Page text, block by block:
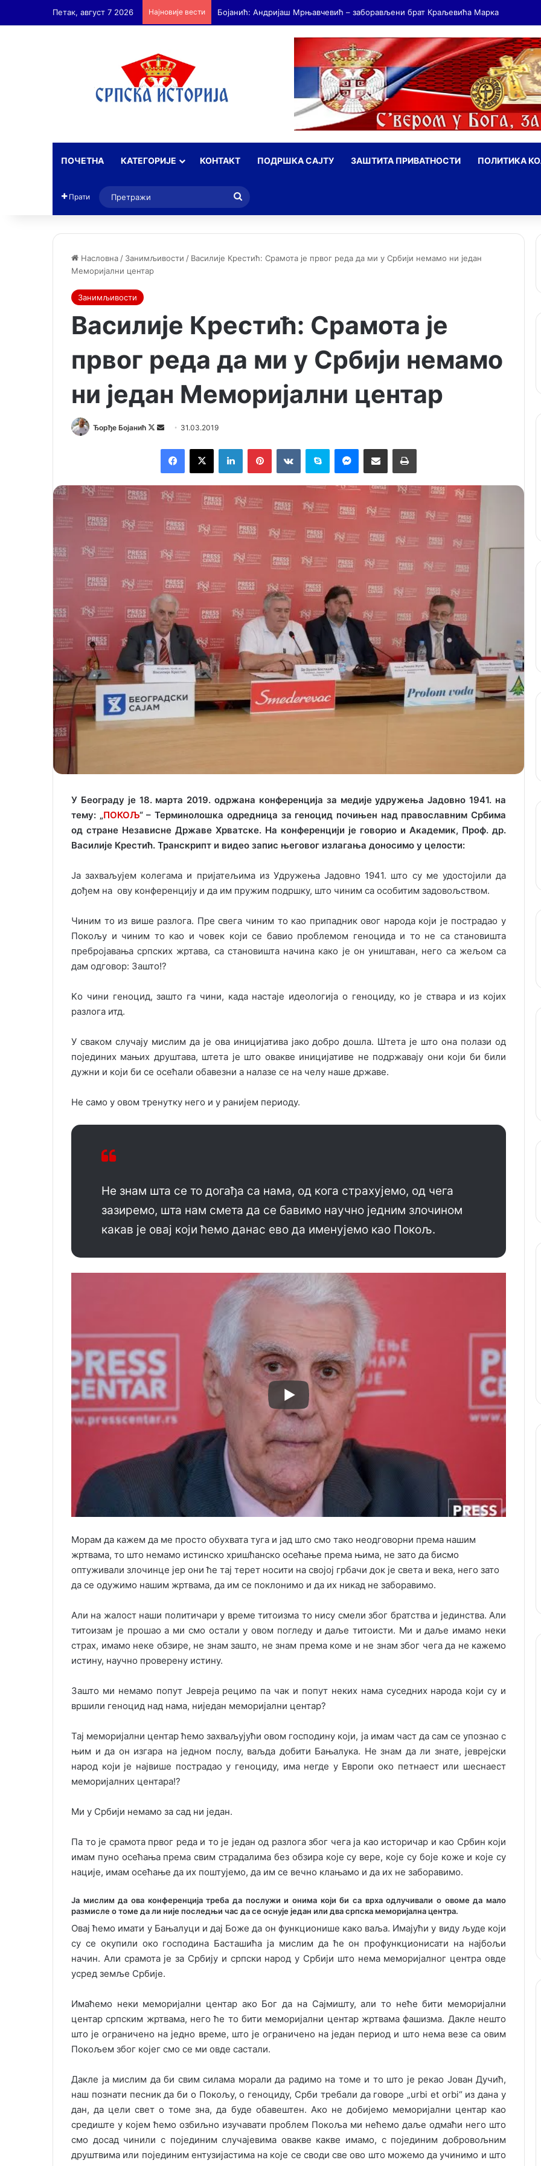
Петак, август 7 2026 Најновије вести
ПОЧЕТНА КАТЕГОРИЈЕ КОНТАКТ ПОДРШКА САЈТУ ЗАШТИТА ПРИВАТНОСТИ ПОЛИТИКА
Прати
Насловна / Занимљивости / Василије Крестић: Срамота је првог реда да ми у Србији немамо ни један
Меморијални центар
Занимљивости
Василије Крестић: Срамота је
првог реда да ми у Србији немамо
ни један Меморијални центар
Ђорђе Бојанић
F
o
w
d
a
n
m
i
31.03.2019
У Београду је 18. марта 2019. одржана конференција за медије удружења Јадовно 1941. на
тему: „ПОКОЉ“ – Терминолошка одредница за геноцид почињен над православним Србима
од стране Независне Државе Хрватске. На конференцији је говорио и Академик, Проф. др.
Василије Крестић. Транскрипт и видео запис његовог излагања доносимо у целости:
Ја захваљујем колегама и пријатељима из Удружења Јадовно 1941. што су ме удостојили да
дођем на ову конференцију и да им пружим подршку, што чиним са особитим задовољством.
Чиним то из више разлога. Пре свега чиним то као припадник овог народа који је пострадао у
Покољу и чиним то као и човек који се бавио проблемом геноцида и то не са становишта
пребројавања српских жртава, са становишта начина како је он уништаван, него са жељом са
дам одговор: Зашто!?
Kо чини геноцид, зашто га чини, када настаје идеологија о геноциду, ко је ствара и из којих
разлога итд.
У сваком случају мислим да је ова иницијатива јако добро дошла. Штета је што она полази од
појединих мањих друштава, штета је што овакве иницијативе не подржавају они који би били
дужни и који би се осећали обавезни а налазе се на челу наше државе.
Не само у овом тренутку него и у ранијем периоду.
Не знам шта се то догађа са нама, од кога страхујемо, од чега
зазиремо, шта нам смета да се бавимо научно једним злочином
какав је овај који ћемо данас ево да именујемо као Покољ.
Морам да кажем да ме просто обухвата туга и јад што смо тако неодговорни према нашим
жртвама, то што немамо истинско хришћанско осећање према њима, не зато да бисмо
оптуживали злочинце јер они ће тај терет носити на својој грбачи док је света и века, него зато
да се одужимо нашим жртвама, да им се поклонимо и да их никад не заборавимо.
Али на жалост наши политичари у време титоизма то нису смели због братства и јединства. Али
титоизам је прошао а ми смо остали у овом погледу и даље титоисти. Ми и даље имамо неки
страх, имамо неке обзире, не знам зашто, не знам према коме и не знам због чега да не кажемо
истину, научно проверену истину.
Зашто ми немамо попут Јевреја рецимо па чак и попут неких нама суседних народа који су и
вршили геноцид над нама, ниједан меморијални центар?
Тај меморијални центар ћемо захваљујући овом господину који, ја имам част да сам се упознао с
њим и да он изгара на једном послу, ваљда добити Бањалука. Не знам да ли знате, јеврејски
народ који је највише пострадао у геноциду, има негде у Европи око петнаест или шеснаест
меморијалних центара!?
Ми у Србији немамо за сад ни један.
Па то је срамота првог реда и то је један од разлога због чега ја као историчар и као Србин који
имам пуно осећања према свим страдалима без обзира које су вере, које су боје коже и које су
нације, имам осећање да их поштујемо, да им се вечно клањамо и да их не заборавимо.
Ја мислим да ова конференција треба да послужи и онима који би са врха одлучивали о овоме да мало
размисле о томе да ли није последњи час да се оснује један или два српска меморијална центра.
Овај ћемо имати у Бањалуци и дај Боже да он функционише како ваља. Имајући у виду људе који
су се окупили око господина Басташића ја мислим да ће он профункционисати на најбољи
начин. Али срамота је за Србију и српски народ у Србији што нема меморијалног центра овде
усред земље Србије.
Имаћемо неки меморијални центар ако Бог да на Сајмишту, али то неће бити меморијални
центар српским жртвама, него ће то бити меморијални центар жртвама фашизма. Дакле нешто
што је ограничено на једно време, што је ограничено на један период и што нема везе са овим
Покољем због којег смо се ми овде састали.
Дакле ја мислим да би свим силама морали да радимо на томе и то што је рекао Јован Дучић,
наш познати песник да би о Покољу, о геноциду, Срби требали да говоре „urbi et orbi“ из дана у
дан, да цели свет о томе зна, да буде обавештен. Ако не добијемо меморијални центар као
средиште у којем ћемо озбиљно изучавати проблем Покоља ми нећемо даље одмаћи него што
смо досад чинили с појединим случајевима овакве какве имамо, с појединим добровољним
друштвима или појединим ентузијастима на које се своди све ово што можемо да учинимо и што